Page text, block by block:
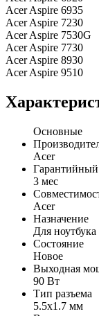
Acer Aspire 6935
Acer Aspire 7230
Acer Aspire 7530G
Acer Aspire 7730
Acer Aspire 8930
Acer Aspire 9510
Основные
Acer
Гарантийный
3 мес
Acer
Назначение
Для ноутбука
Состояние
Новое
Выходная
90 Вт
Тип разъема
5.5x1.7 мм